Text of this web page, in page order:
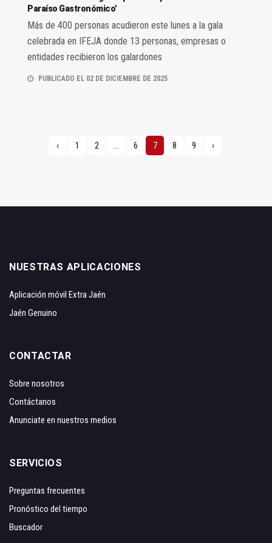
Paraíso Gastronómico'
Más de 400 personas acudieron este lunes a la gala
celebrada en IFEJA donde 13 personas, empresas o
entidades recibieron los galardones
PUBLICADO EL 02 DE DICIEMBRE DE 2025
‹ 1 2 ... 6 7 8 9 ›
NUESTRAS APLICACIONES
Aplicación móvil Extra Jaén
Jaén Genuino
CONTACTAR
Sobre nosotros
Contáctanos
Anunciate en nuestros medios
SERVICIOS
Preguntas frecuentes
Pronóstico del tiempo
Buscador